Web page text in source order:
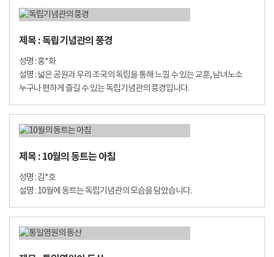
제목 : 독립기념관의 풍경
성명 : 홍*화
설명 : 넓은 공원과 우리 조국의 독립을 통해 느낄 수 있는 교훈, 남녀노소
누구나 편하게 즐길 수 있는 독립기념관의 풍경입니다.
제목 : 10월의 동트는 아침
성명 : 김*호
설명 : 10월에 동트는 독립기념관의 모습을 담았습니다.